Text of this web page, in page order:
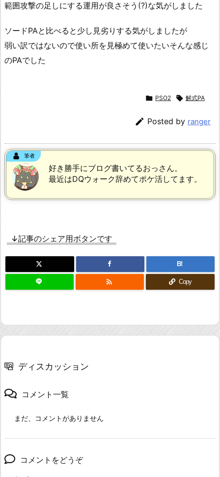
範囲攻撃の足しにする運用が良さそう(?)な気がしました
ソードPAと比べると少し見劣りする気がしましたが
弱い訳ではないので使い所を見極めて使いたいそんな感じ
のPAでした
 PSO2  解式PA
 Posted by ranger
筆者
好き勝手にブログ書いてるおっさん。
最近はDQウォーク辞めてポケ活してます。
↓記事のシェア用ボタンです
B!
 Copy
ディスカッション
コメント一覧
まだ、コメントがありません
コメントをどうぞ